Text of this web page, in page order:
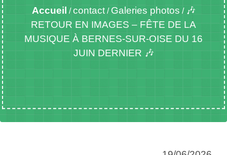
Accueil /contact/ Galeries photos / 🎶
RETOUR EN IMAGES – FÊTE DE LA
MUSIQUE À BERNES-SUR-OISE DU 16
JUIN DERNIER 🎶